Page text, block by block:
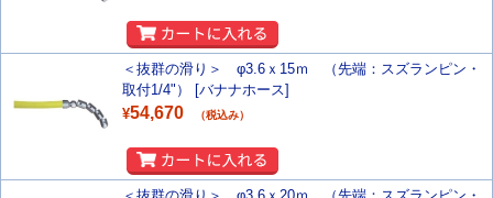
＜抜群の滑り＞ φ3.6ｘ15ｍ （先端：スズランピン・
取付1/4"） [バナナホース]
¥54,670 （税込み）